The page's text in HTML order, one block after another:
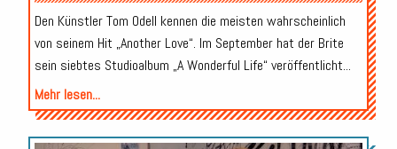
Den Künstler Tom Odell kennen die meisten wahrscheinlich
von seinem Hit „Another Love“. Im September hat der Brite
sein siebtes Studioalbum „A Wonderful Life“ veröffentlicht...
Mehr lesen...